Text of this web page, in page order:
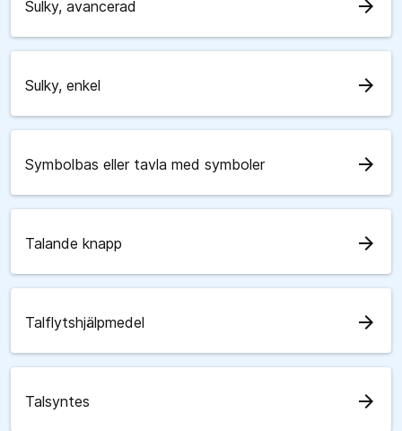
Sulky, avancerad arrow_forward
Sulky, enkel arrow_forward
Symbolbas eller tavla med symboler arrow_forward
Talande knapp arrow_forward
Talflytshjälpmedel arrow_forward
Talsyntes arrow_forward